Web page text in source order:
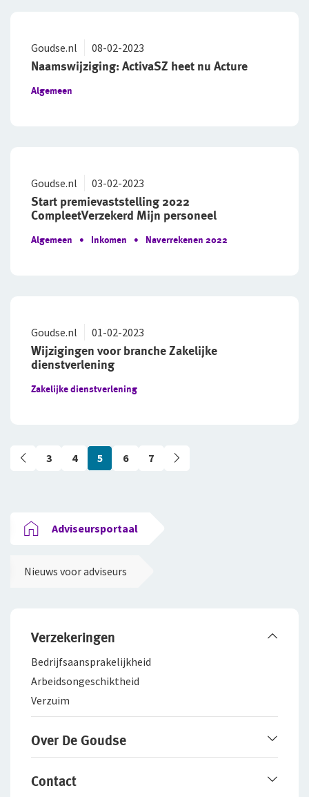
Naamswijziging: ActivaSZ heet nu Acture
Goudse.nl 08-02-2023
Algemeen
Start premievaststelling 2022
CompleetVerzekerd Mijn personeel
Goudse.nl 03-02-2023
Algemeen Inkomen Naverrekenen 2022
Wijzigingen voor branche Zakelijke
dienstverlening
Goudse.nl 01-02-2023
Zakelijke dienstverlening
3 4 5 6 7
Adviseursportaal
Nieuws voor adviseurs
Verzekeringen
Bedrijfsaanspra­kelijkheid
Arbeidsongeschiktheid
Verzuim
Over De Goudse
Het merk De Goudse
Contact